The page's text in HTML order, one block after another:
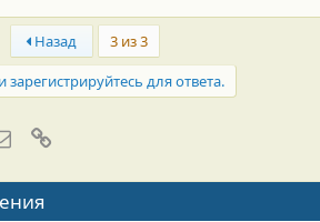
Назад
3 из 3
зарегистрируйтесь для ответа.
Электронная почта